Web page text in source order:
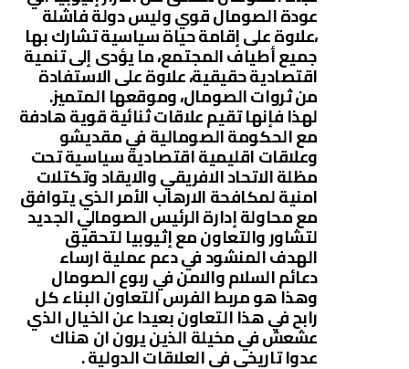
عودة الصومال قوي وليس دولة فاشلة
،علاوة على إقامة حياة سياسية تشارك بها
جميع أطياف المجتمع، ما يؤدى إلى تنمية
اقتصادية حقيقية، علاوة على الاستفادة
من ثروات الصومال، وموقعها المتميز.
لهذا فإنها تقيم علاقات ثنائية قوية هادفة
مع الحكومة الصومالية في مقديشو
وعلاقات اقليمية اقتصادية سياسية تحت
مظلة الاتحاد الافريقي والايقاد وتكتلات
امنية لمكافحة الارهاب الأمر الذي يتوافق
مع محاولة إدارة الرئيس الصومالي الجديد
لتشاور والتعاون مع إثيوبيا لتحقيق
الهدف المنشود في دعم عملية ارساء
دعائم السلام والامن في ربوع الصومال
وهذا هو مربط الفرس التعاون البناء كل
رابح في هذا التعاون بعيدا عن الخيال الذي
عشعش في مخيلة الذين يرون ان هناك
عدوا تاريخي في العلاقات الدولية .